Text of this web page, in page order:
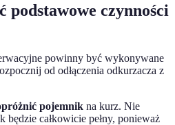
podstawowe czynności
powinny być wykonywane
od odłączenia odkurzacza z
pojemnik na kurz. Nie
będzie całkowicie pełny, ponieważ